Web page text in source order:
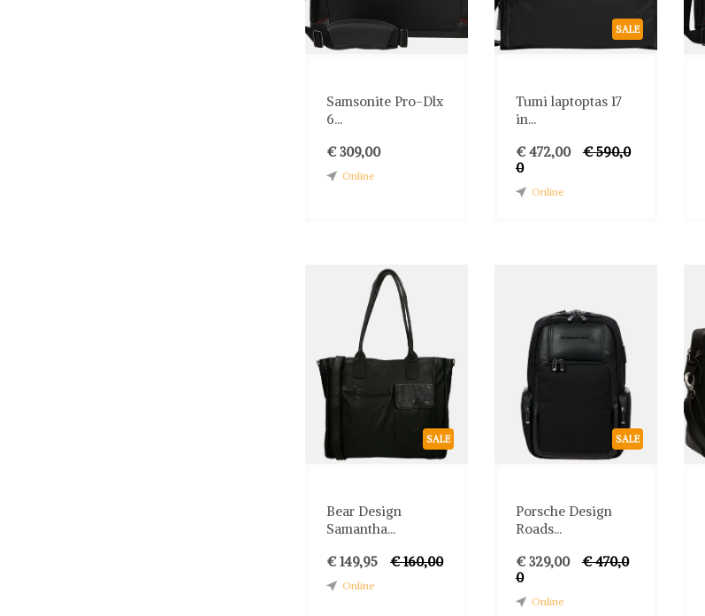
Samsonite Pro-Dlx
6...
€ 309,00
Online
SALE
Tumi laptoptas 17
in...
€ 472,00
€ 590,0
0
Online
SALE
Bear Design
Samantha...
€ 149,95
€ 160,00
Online
SALE
Porsche Design
Roads...
€ 329,00
€ 470,0
0
Online